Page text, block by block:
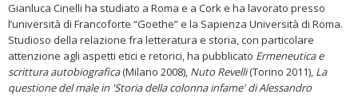
Gianluca Cinelli ha studiato a Roma e a Cork e ha lavorato presso
l’università di Francoforte “Goethe” e la Sapienza Università di Roma.
Studioso della relazione fra letteratura e storia, con particolare
attenzione agli aspetti etici e retorici, ha pubblicato Ermeneutica e
scrittura autobiografica(Milano 2008), Nuto Revelli(Torino 2011), La
questione del male in 'Storia della colonna infame' di Alessandro